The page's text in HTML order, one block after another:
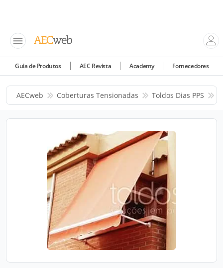
Guia de Produtos AEC Revista Academy Fornecedores
AECweb Coberturas Tensionadas Toldos Dias PPS